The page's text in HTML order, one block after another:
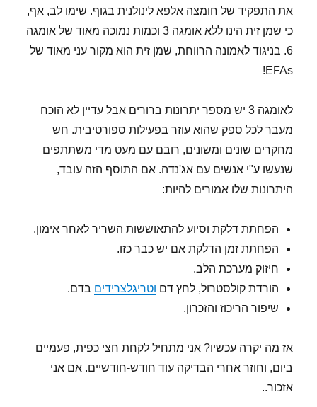
את התפקיד של חומצה אלפא לינולנית בגוף. שימו לב, אף,
כי שמן זית הינו ללא אומגה 3 וכמות נמוכה מאוד של אומגה
6. בניגוד לאמונה הרווחת, שמן זית הוא מקור עני מאוד של
EFAs!
לאומגה 3 יש מספר יתרונות ברורים אבל עדיין לא הוכח
מעבר לכל ספק שהוא עוזר בפעילות ספורטיבית. חש
מחקרים שונים ומשונים, רובם עם מעט מדי משתתפים
שנעשו ע"י אנשים עם אג'נדה. אם התוסף הזה עובד,
היתרונות שלו אמורים להיות:
הפחתת דלקת וסיוע להתאוששות השריר לאחר אימון.
הפחתת זמן הדלקת אם יש כבר כזו.
חיזוק מערכת הלב.
הורדת קולסטרול, לחץ דם וטריגלצרידים בדם.
שיפור הריכוז והזכרון.
אז מה יקרה עכשיו? אני מתחיל לקחת חצי כפית, פעמיים
ביום, וחוזר אחרי הבדיקה עוד חודש-חודשיים. אם אני
אזכור..